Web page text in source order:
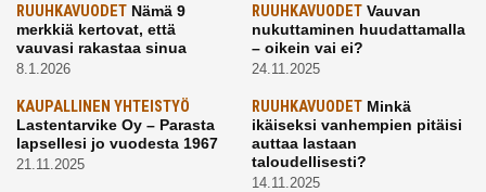
RUUHKAVUODET Nämä 9
merkkiä kertovat, että
vauvasi rakastaa sinua
8.1.2026
RUUHKAVUODETVauvan
nukuttaminen huudattamalla
– oikein vai ei?
24.11.2025
KAUPALLINEN YHTEISTYÖ
Lastentarvike Oy – Parasta
lapsellesi jo vuodesta 1967
21.11.2025
RUUHKAVUODETMinkä
ikäiseksi vanhempien pitäisi
auttaa lastaan
taloudellisesti?
14.11.2025